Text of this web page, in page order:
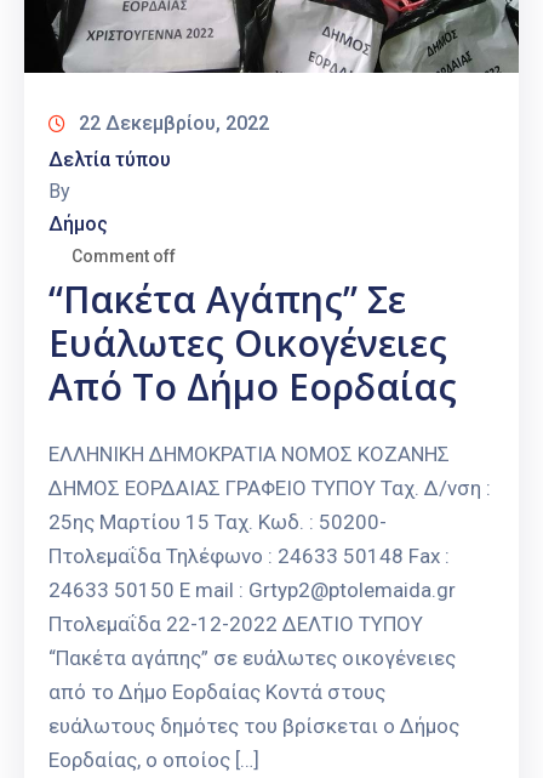
22 Δεκεμβρίου, 2022
Δελτία τύπου
By
Δήμος
Comment off
“Πακέτα Αγάπης” Σε
Ευάλωτες Οικογένειες
Από Το Δήμο Εορδαίας
ΕΛΛΗΝΙΚΗ ΔΗΜΟΚΡΑΤΙΑ ΝΟΜΟΣ ΚΟΖΑΝΗΣ
ΔΗΜΟΣ ΕΟΡΔΑΙΑΣ ΓΡΑΦΕΙΟ ΤΥΠΟΥ Ταχ. Δ/νση :
25ης Μαρτίου 15 Ταχ. Κωδ. : 50200-
Πτολεμαΐδα Τηλέφωνο : 24633 50148 Fax :
24633 50150 E mail : Grtyp2@ptolemaida.gr
Πτολεμαΐδα 22-12-2022 ΔΕΛΤΙΟ ΤΥΠΟΥ
“Πακέτα αγάπης” σε ευάλωτες οικογένειες
από το Δήμο Εορδαίας Κοντά στους
ευάλωτους δημότες του βρίσκεται ο Δήμος
Εορδαίας, ο οποίος […]